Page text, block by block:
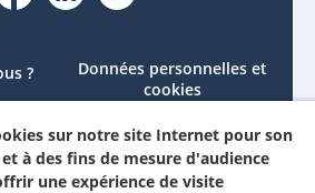
?
Données personnelles et
cookies
Accessibilité : non
conforme
Mentions légales
sur notre site Internet pour son
à des fins de mesure d'audience
une expérience de visite